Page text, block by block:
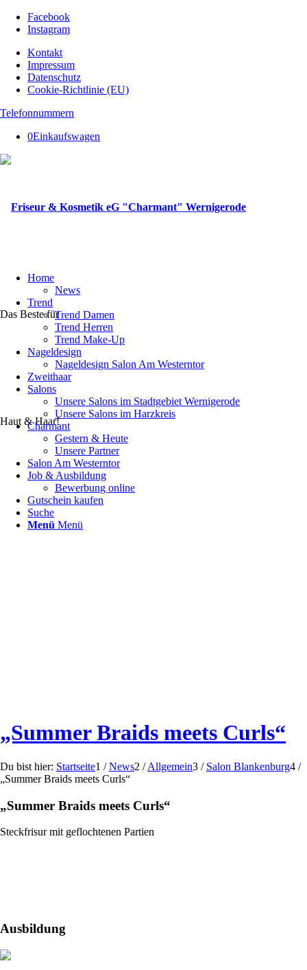
Facebook
Instagram
Kontakt
Impressum
Datenschutz
Cookie-Richtlinie (EU)
Telefonnummern
0Einkaufswagen
Das Beste für
Haut & Haar!
Home
News
Trend
Trend Damen
Trend Herren
Trend Make-Up
Nageldesign
Nageldesign Salon Am Westerntor
Zweithaar
Salons
Unsere Salons im Stadtgebiet Wernigerode
Unsere Salons im Harzkreis
Charmant
Gestern & Heute
Unsere Partner
Salon Am Westerntor
Job & Ausbildung
Bewerbung online
Gutschein kaufen
Suche
Menü Menü
„Summer Braids meets Curls“
Du bist hier: Startseite1 / News2 / Allgemein3 / Salon Blankenburg4 /
„Summer Braids meets Curls“
„Summer Braids meets Curls“
Steckfrisur mit geflochtenen Partien
Ausbildung